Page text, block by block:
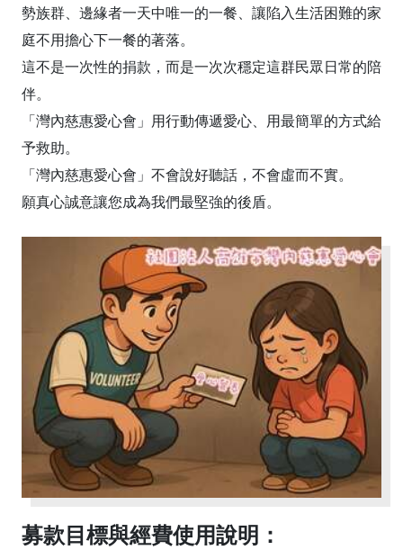
勢族群、邊緣者一天中唯一的一餐、讓陷入生活困難的家
庭不用擔心下一餐的著落。
這不是一次性的捐款，而是一次次穩定這群民眾日常的陪
伴。
「灣內慈惠愛心會」用行動傳遞愛心、用最簡單的方式給
予救助。
「灣內慈惠愛心會」不會說好聽話，不會虛而不實。
願真心誠意讓您成為我們最堅強的後盾。
募款目標與經費使用說明：